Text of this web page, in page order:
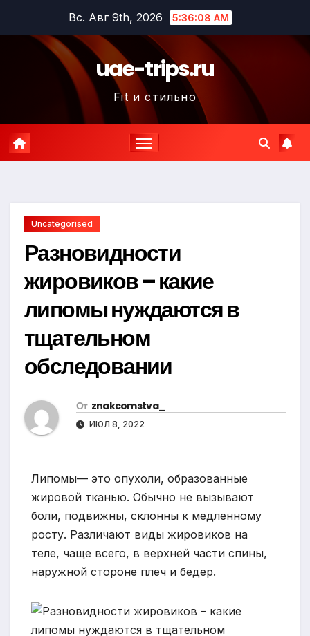
содержимому
Вс. Авг 9th, 2026 5:36:09 AM
uae-trips.ru
Fit и стильно
Uncategorised
Разновидности
жировиков – какие
липомы нуждаются в
тщательном
обследовании
От znakcomstva_
ИЮЛ 8, 2022
Липомы— это опухоли, образованные
жировой тканью. Обычно не вызывают
боли, подвижны, склонны к медленному
росту. Различают виды жировиков на
теле, чаще всего, в верхней части спины,
наружной стороне плеч и бедер.